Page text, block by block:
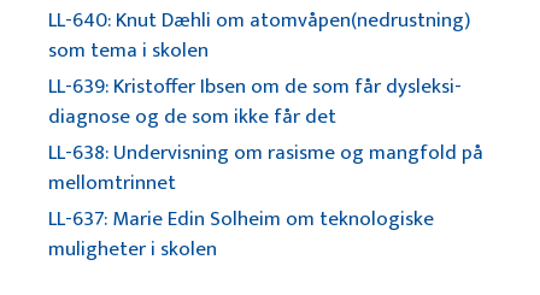
LL-640: Knut Dæhli om atomvåpen(nedrustning)
som tema i skolen
LL-639: Kristoffer Ibsen om de som får dysleksi-
diagnose og de som ikke får det
LL-638: Undervisning om rasisme og mangfold på
mellomtrinnet
LL-637: Marie Edin Solheim om teknologiske
muligheter i skolen